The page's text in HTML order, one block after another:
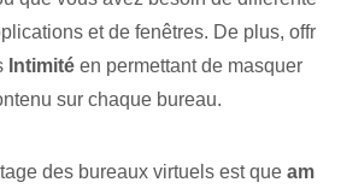
et de fenêtres. De plus, ⁤offr
Intimité en permettant⁢ de masquer
sur chaque bureau.
des bureaux virtuels est que am